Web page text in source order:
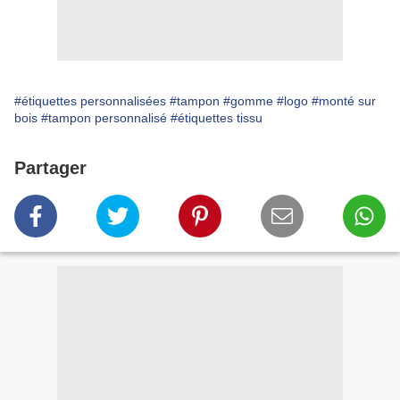
#étiquettes personnalisées #tampon #gomme #logo #monté sur
bois #tampon personnalisé #étiquettes tissu
Partager